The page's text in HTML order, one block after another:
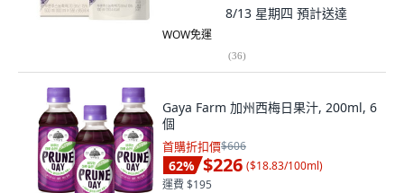
8/13 星期四 預計送達
WOW免運
(36)
Gaya Farm 加州西梅日果汁, 200ml, 6
個
首購折扣價$606
62% $226 ($18.83/100ml)
運費 $195